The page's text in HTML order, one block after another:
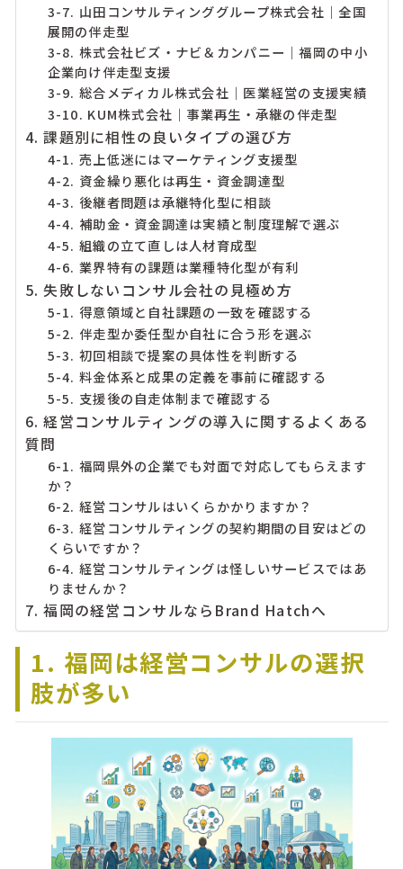
3-7. 山田コンサルティンググループ株式会社｜全国
展開の伴走型
3-8. 株式会社ビズ・ナビ＆カンパニー｜福岡の中小
企業向け伴走型支援
3-9. 総合メディカル株式会社｜医業経営の支援実績
3-10. KUM株式会社｜事業再生・承継の伴走型
4. 課題別に相性の良いタイプの選び方
4-1. 売上低迷にはマーケティング支援型
4-2. 資金繰り悪化は再生・資金調達型
4-3. 後継者問題は承継特化型に相談
4-4. 補助金・資金調達は実績と制度理解で選ぶ
4-5. 組織の立て直しは人材育成型
4-6. 業界特有の課題は業種特化型が有利
5. 失敗しないコンサル会社の見極め方
5-1. 得意領域と自社課題の一致を確認する
5-2. 伴走型か委任型か自社に合う形を選ぶ
5-3. 初回相談で提案の具体性を判断する
5-4. 料金体系と成果の定義を事前に確認する
5-5. 支援後の自走体制まで確認する
6. 経営コンサルティングの導入に関するよくある
質問
6-1. 福岡県外の企業でも対面で対応してもらえます
か？
6-2. 経営コンサルはいくらかかりますか？
6-3. 経営コンサルティングの契約期間の目安はどの
くらいですか？
6-4. 経営コンサルティングは怪しいサービスではあ
りませんか？
7. 福岡の経営コンサルならBrand Hatchへ
1. 福岡は経営コンサルの選択
肢が多い